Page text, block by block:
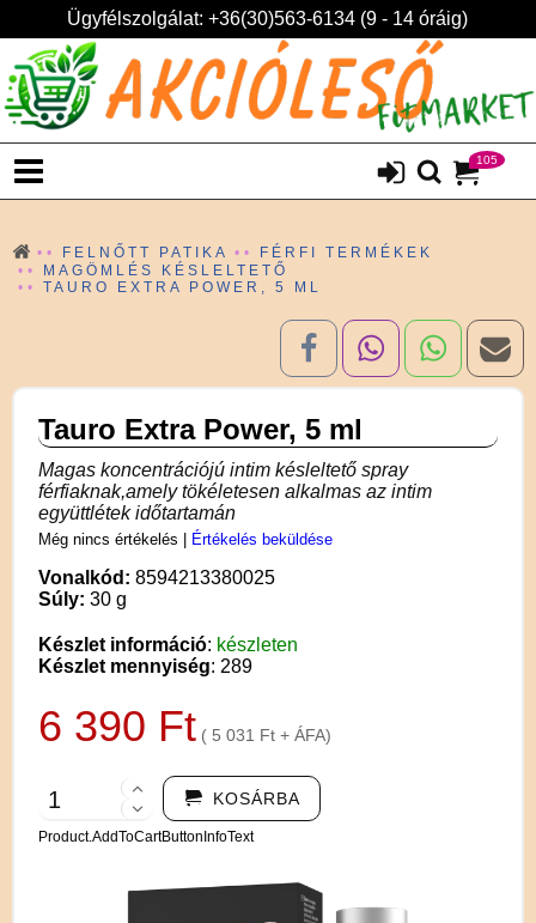
Ügyfélszolgálat: +36(30)563-6134 (9 - 14 óráig)
105
FELNŐTT PATIKA
FÉRFI TERMÉKEK
MAGÖMLÉS KÉSLELTETŐ
TAURO EXTRA POWER, 5 ML
Tauro Extra Power, 5 ml
Magas koncentrációjú intim késleltető spray
férfiaknak,amely tökéletesen alkalmas az intim
együttlétek időtartamán
Még nincs értékelés Értékelés beküldése
Vonalkód: 8594213380025
Súly: 30 g
Készlet információ: készleten
Készlet mennyiség: 289
6 390 Ft ( 5 031 Ft + ÁFA)
KOSÁRBA
Product.AddToCartButtonInfoText